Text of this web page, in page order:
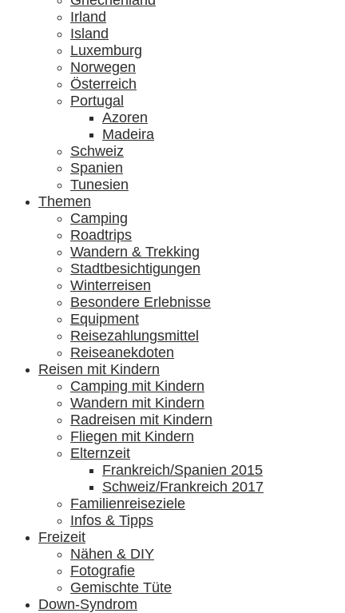
Irland
Island
Luxemburg
Norwegen
Österreich
Portugal
Azoren
Madeira
Schweiz
Spanien
Tunesien
Themen
Camping
Roadtrips
Wandern & Trekking
Stadtbesichtigungen
Winterreisen
Besondere Erlebnisse
Equipment
Reisezahlungsmittel
Reiseanekdoten
Reisen mit Kindern
Camping mit Kindern
Wandern mit Kindern
Radreisen mit Kindern
Fliegen mit Kindern
Elternzeit
Frankreich/Spanien 2015
Schweiz/Frankreich 2017
Familienreiseziele
Infos & Tipps
Freizeit
Nähen & DIY
Fotografie
Gemischte Tüte
Down-Syndrom